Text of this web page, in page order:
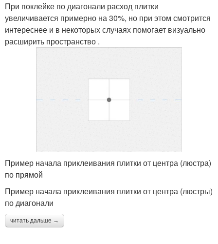
При поклейке по диагонали расход плитки
увеличивается примерно на 30%, но при этом смотрится
интереснее и в некоторых случаях помогает визуально
расширить пространство .
Пример начала приклеивания плитки от центра (люстра)
по прямой
Пример начала приклеивания плитки от центра (люстры)
по диагонали
читать дальше →